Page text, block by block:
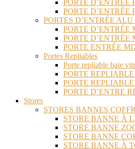
PORTE D’ENTRÉE
PORTE D’ENTRÉE
PORTES D’ENTRÉE ALU
PORTE D’ENTRÉE
PORTE D’ENTRÉE
PORTE ENTRÉE
Portes Repliables
Porte repliable baie
PORTE
PORTE
PORTE D’ENTRE
Stores
STORES BANNES
STORE BANNE À
STORE BANNE
STORE BANNE
STORE BANNE À